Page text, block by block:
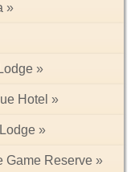
Hotel
Game Reserve